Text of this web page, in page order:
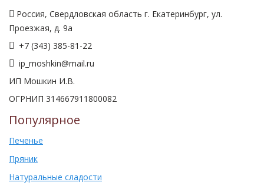
Россия, Свердловская область г. Екатеринбург, ул.
Проезжая, д. 9а
+7 (343) 385-81-22
ip_moshkin@mail.ru
ИП Мошкин И.В.
ОГРНИП 314667911800082
Популярное
Печенье
Пряник
Натуральные сладости